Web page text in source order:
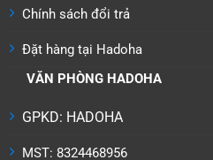
Chính sách đổi trả
Đặt hàng tại Hadoha
VĂN PHÒNG HADOHA
GPKD: HADOHA
MST: 8324468956